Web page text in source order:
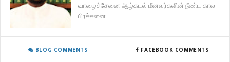
வாழைச்சேனை ஆழ்கடல் மீனவர்களின் நீண்ட கால
பிரச்சனை
BLOG COMMENTS FACEBOOK COMMENTS